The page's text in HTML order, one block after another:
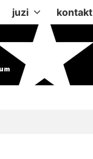
juzi kontakt